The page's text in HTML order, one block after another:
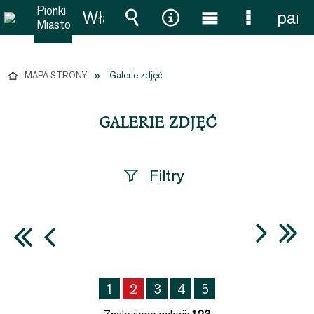
MAPA STRONY Galerie zdjęć
GALERIE ZDJĘĆ
Filtry
1 2 3 4 5
Włącz
powiadomienia
Wyszukiwarka
Narzędzia
MenuMenu